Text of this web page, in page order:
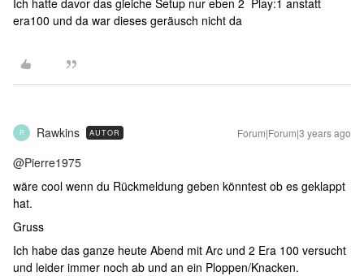
era100 und da war dieses geräusch nicht da
R Rawkins AUTOR Forum|Forum|3 years ago
@Pierre1975
wäre cool wenn du Rückmeldung geben könntest ob es geklappt
hat.
Gruss
Ich habe das ganze heute Abend mit Arc und 2 Era 100 versucht
und leider immer noch ab und an ein Ploppen/Knacken.